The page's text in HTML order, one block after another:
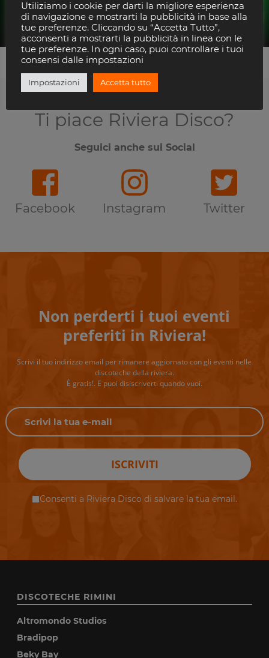
Voglio Tornare Negli Anni 90
Piccolo Parco Urbano
Ti piace Riviera Disco?
Seguici anche sui Social
Facebook Instagram Twitter
Non perderti i tuoi eventi
preferiti in Riviera!
Scrivi il tuo indirizzo email per rimanere aggiornato con gli eventi nelle
discoteche della riviera.
È gratis!. E puoi disiscriverti quando vuoi.
ISCRIVITI
Consenti a Riviera Disco di salvare la tua email.
DISCOTECHE RIMINI
Altromondo Studios
Bradipop
Beky Bay
Utiliziamo i cookie per darti la migliore esperienza
di navigazione e mostrarti la pubblicità in base alla
tue preferenze. Cliccando su “Accetta Tutto”,
acconsenti a mostrarti la pubblicità in linea con le
tue preferenze. In ogni caso, puoi controllare i tuoi
consensi dalle impostazioni
Impostazioni Accetta tutto